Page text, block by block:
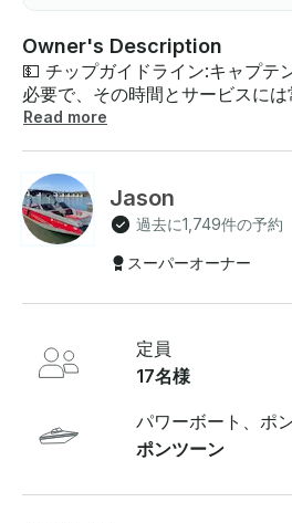
Owner's Description
💵 チップガイドライン:キャプテ
必要で、その時間とサービスに
旅行について:トラビス湖でのピ
あらゆる機会をスタイリッシュに
プに最適です。バチェロレッテパ
パーティー、週末の休暇、カジュ
このボートはあなたと乗組員に
風光明媚な乗り心地を楽しむこ
くなります 。料金: - - - 月曜日から金曜日:1時間200ド
ル (最低3時間) | 土曜日の午前9
後3時または午後3時から午後7時
1 時間あたり 200 円 (最低 4 時
日および祝日の週末は土曜日の料金を反
Read more
Jason
過去に1,749件の予約
スーパーオーナー
定員
17名様
パワーボート、ポ
ポンツーン